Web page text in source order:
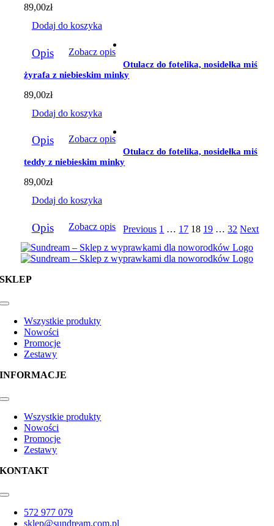
89,00zł
Dodaj do koszyka
Opis Zobacz opis
Otulacz do fotelika, nosidełka miś
żyrafa z niebieskim minky
89,00zł
Dodaj do koszyka
Opis Zobacz opis
Otulacz do fotelika, nosidełka miś
teddy z niebieskim minky
89,00zł
Dodaj do koszyka
Opis Zobacz opis Previous 1 … 17 18 19 … 32 Next
SKLEP
Toggle
NavigationWszystkie produkty
Nowości
Promocje
Zestawy
INFORMACJE
Toggle
NavigationWszystkie produkty
Nowości
Promocje
Zestawy
KONTAKT
Toggle
Navigation572 977 079
sklep@sundream.com.pl